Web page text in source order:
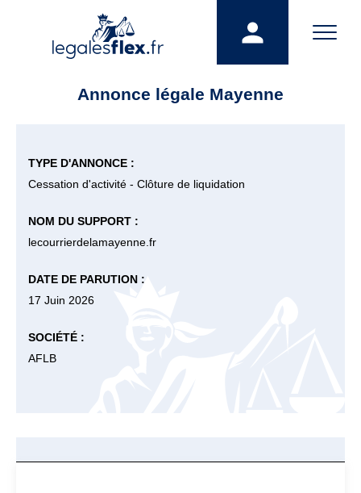
Annonce légale Mayenne
TYPE D'ANNONCE :
Cessation d'activité - Clôture de liquidation
NOM DU SUPPORT :
lecourrierdelamayenne.fr
DATE DE PARUTION :
17 Juin 2026
SOCIÉTÉ :
AFLB